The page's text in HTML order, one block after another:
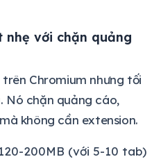
nhẹ với chặn quảng
Chromium nhưng tối
Nó chặn quảng cáo,
không cần extension.
200MB (với 5-10 tab)